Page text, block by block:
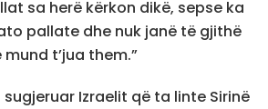
sa herë kërkon dikë, sepse ka
pallate dhe nuk janë të gjithë
t’jua them.”
Izraelit që ta linte Sirinë